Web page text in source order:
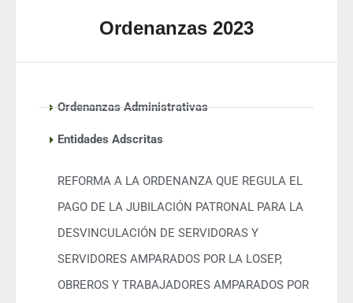
Ordenanzas 2023
Ordenanzas Administrativas
Entidades Adscritas
REFORMA A LA ORDENANZA QUE REGULA EL
PAGO DE LA JUBILACIÓN PATRONAL PARA LA
DESVINCULACIÓN DE SERVIDORAS Y
SERVIDORES AMPARADOS POR LA LOSEP,
OBREROS Y TRABAJADORES AMPARADOS POR